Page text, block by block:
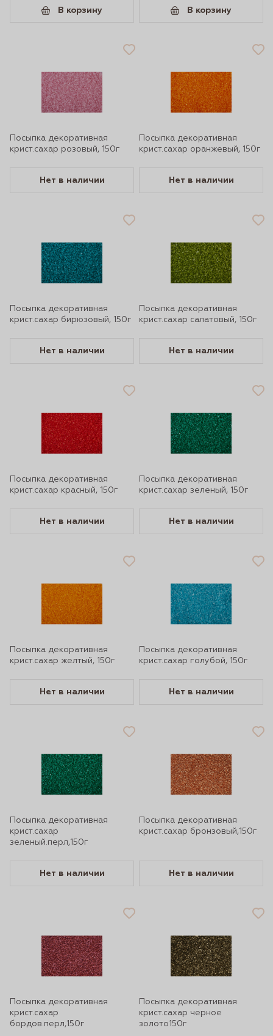
В корзину В корзину
Посыпка декоративная
крист.сахар розовый, 150г
Нет в наличии
Посыпка декоративная
крист.сахар оранжевый, 150г
Нет в наличии
Посыпка декоративная
крист.сахар бирюзовый, 150г
Нет в наличии
Посыпка декоративная
крист.сахар салатовый, 150г
Нет в наличии
Посыпка декоративная
крист.сахар красный, 150г
Нет в наличии
Посыпка декоративная
крист.сахар зеленый, 150г
Нет в наличии
Посыпка декоративная
крист.сахар желтый, 150г
Нет в наличии
Посыпка декоративная
крист.сахар голубой, 150г
Нет в наличии
Посыпка декоративная
крист.сахар
зеленый.перл,150г
Нет в наличии
Посыпка декоративная
крист.сахар бронзовый,150г
Нет в наличии
Посыпка декоративная
крист.сахар
бордов.перл,150г
Посыпка декоративная
крист.сахар черное
золото150г